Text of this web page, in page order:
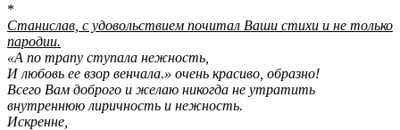
*
Станислав, с удовольствием почитал Ваши стихи и не только
пародии.
«А по трапу ступала нежность,
И любовь ее взор венчала.» очень красиво, образно!
Всего Вам доброго и желаю никогда не утратить
внутреннюю лиричность и нежность.
Искренне,